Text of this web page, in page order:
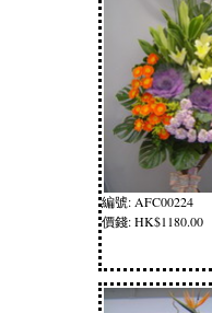
編號: AFC00224
價錢: HK$1180.00